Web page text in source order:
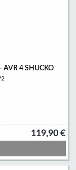
AVR 4 SHUCKO
119,90 €